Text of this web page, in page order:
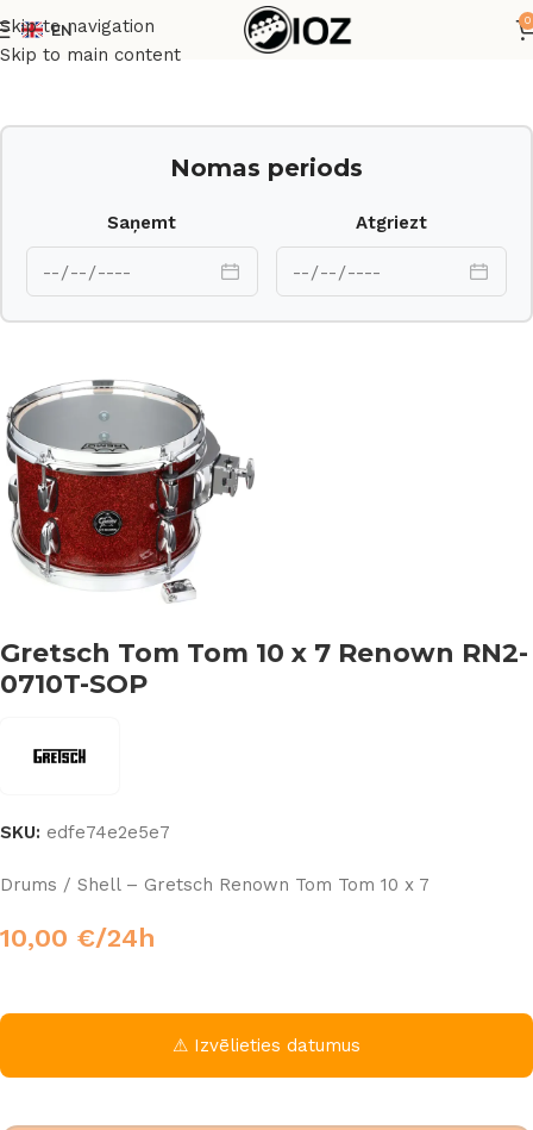
Skip to navigation
Skip to main content
EN
0
Sākums Bungas Korpusi
Nomas periods
Saņemt Atgriezt
Gretsch Tom Tom 10 x 7 Renown RN2-
0710T-SOP
SKU: edfe74e2e5e7
Drums / Shell – Gretsch Renown Tom Tom 10 x 7
10,00 €/24h
⚠ Izvēlieties datumus